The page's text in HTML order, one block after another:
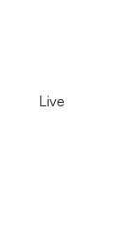
Live